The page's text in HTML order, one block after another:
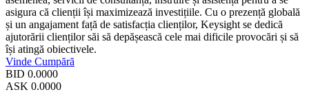
asigura că clienții își maximizează investițiile. Cu o prezență globală
și un angajament față de satisfacția clienților, Keysight se dedică
ajutorării clienților săi să depășească cele mai dificile provocări și să
își atingă obiectivele.
Vinde Cumpără
BID 0.0000
ASK 0.0000